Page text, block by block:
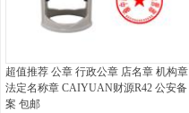
超值推荐 公章 行政公章 店名章 机构章
法定名称章 CAIYUAN财源R42 公安备
案 包邮